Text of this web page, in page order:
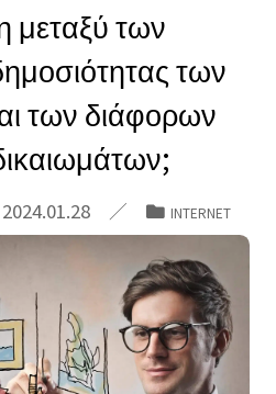
μεταξύ των
των
των διάφορων
2024.01.28 INTERNET